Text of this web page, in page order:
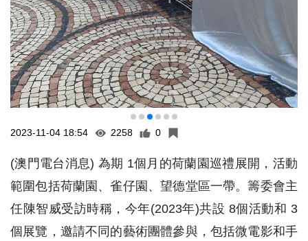
2023-11-04 18:54 2258 0
(澳門電台消息) 為期 1個月的荷蘭園巡禮展開，活動
範圍包括荷蘭園、雀仔園、望德堂區一帶。籌委會主
任陳智威受訪時稱，今年(2023年)共設 8個活動和 3
個展覽，邀請不同的藝術團體參與，包括微電影和手